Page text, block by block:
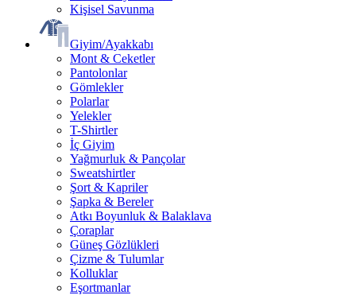
Kişisel Savunma
Giyim/Ayakkabı
Mont & Ceketler
Pantolonlar
Gömlekler
Polarlar
Yelekler
T-Shirtler
İç Giyim
Yağmurluk & Pançolar
Sweatshirtler
Şort & Kapriler
Şapka & Bereler
Atkı Boyunluk & Balaklava
Çoraplar
Güneş Gözlükleri
Çizme & Tulumlar
Kolluklar
Eşortmanlar